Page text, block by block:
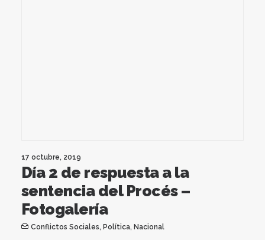
17 octubre, 2019
Día 2 de respuesta a la
sentencia del Procés –
Fotogalería
Conflictos Sociales, Política, Nacional